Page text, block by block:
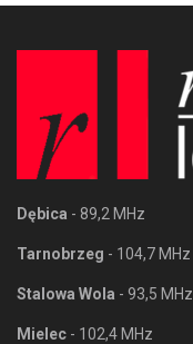
Dębica - 89,2 MHz
Tarnobrzeg - 104,7 MHz
Stalowa Wola - 93,5 MHz
Mielec - 102,4 MHz